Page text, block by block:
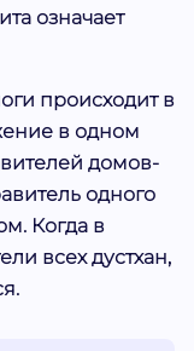
означает
происходит в
в одном
домов-
одного
Когда в
всех дустхан,